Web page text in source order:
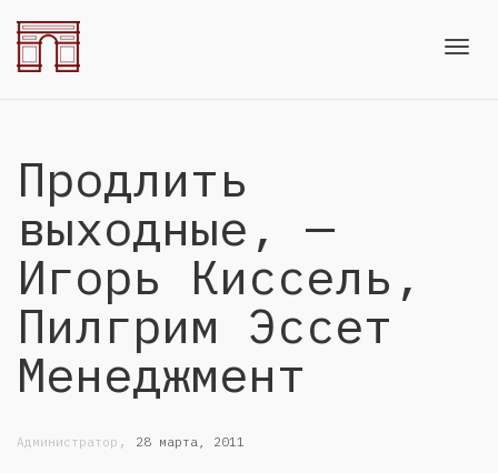
Продлить
выходные, —
Игорь Киссель,
Пилгрим Эссет
Менеджмент
Администратор , 28 марта, 2011